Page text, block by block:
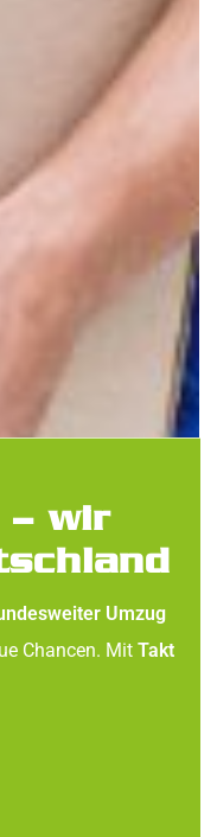
– wir
Umzug
Chancen. Mit Takt